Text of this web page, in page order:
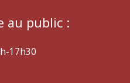
au public :
17h30